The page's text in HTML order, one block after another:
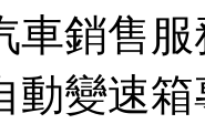
車銷售
動變速箱